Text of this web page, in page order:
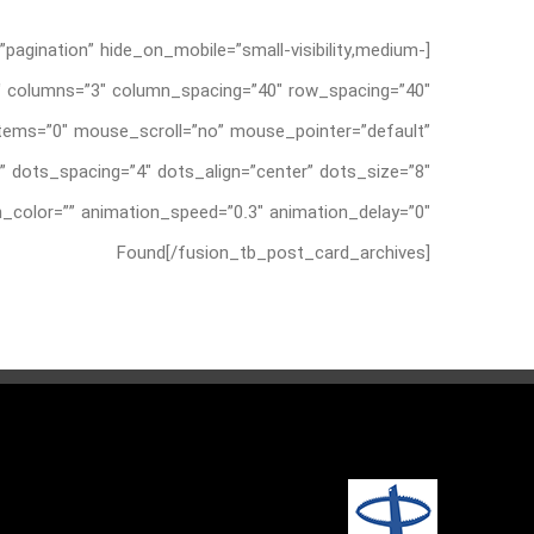
hide_on_mobile=”small-visibility,medium-
column_spacing=”40″ row_spacing=”40″
mouse_scroll=”no” mouse_pointer=”default”
dots_align=”center” dots_size=”8″
Found[/fusion_tb_post_card_archives]